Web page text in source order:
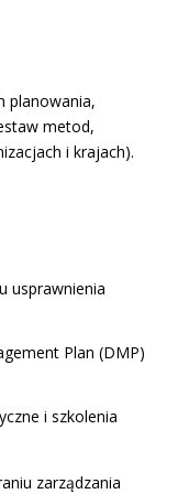
planowania,
metod,
i krajach).
usprawnienia
Plan (DMP)
i szkolenia
zarządzania